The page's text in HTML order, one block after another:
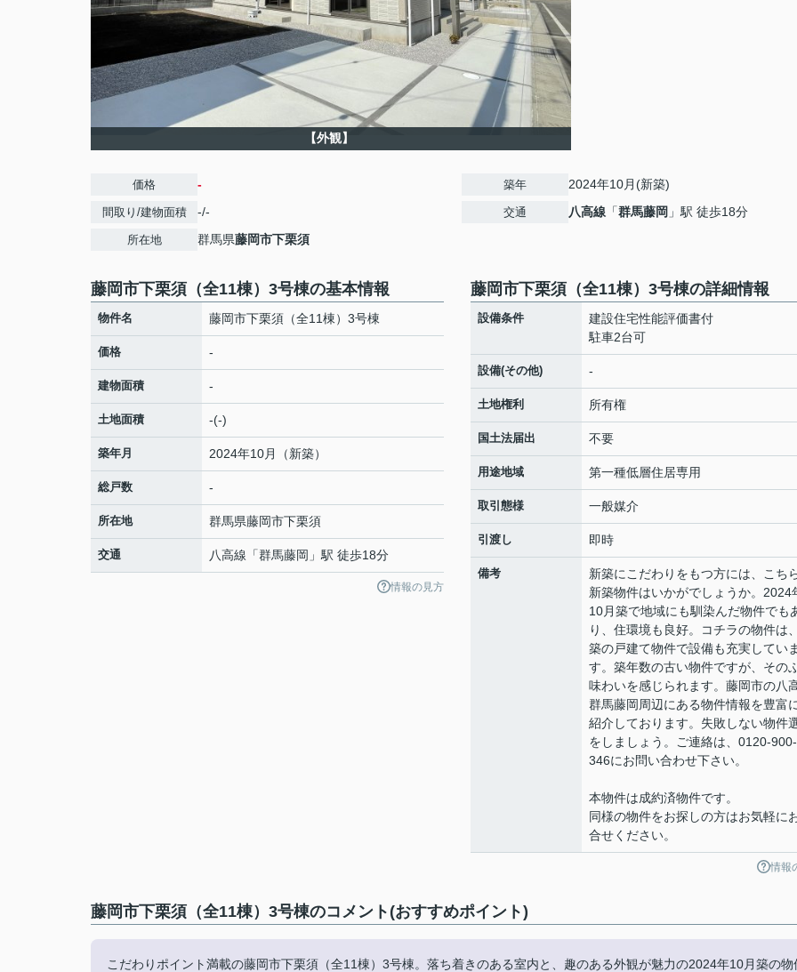
【外観】
価格 -
間取り/建物面積 -/-
所在地 群馬県藤岡市下栗須
築年 2024年10月(新築)
交通 八高線 「群馬藤岡 」駅 徒歩18分
藤岡市下栗須（全11棟）3号棟の基本情報
物件名 藤岡市下栗須（全11棟）3号棟
価格 -
建物面積 -
土地面積 -(-)
築年月 2024年10月（新築）
総戸数 -
所在地 群馬県藤岡市下栗須
交通 八高線 「群馬藤岡 」駅 徒歩18分
情報の見方
藤岡市下栗須（全11棟）3号棟の詳細情報
設備条件
建設住宅性能評価書付
駐車2台可
設備(その他) -
土地権利 所有権
国土法届出 不要
用途地域 第一種低層住居専用
取引態様 一般媒介
引渡し 即時
備考
新築にこだわりをもつ方には、こち
新築物件はいかがでしょうか。2024
10月築で地域にも馴染んだ物件でも
り、住環境も良好。コチラの物件は
築の戸建て物件で設備も充実してい
す。築年数の古い物件ですが、その
味わいを感じられます。藤岡市の八
群馬藤岡周辺にある物件情報を豊富
紹介しております。失敗しない物件
をしましょう。ご連絡は、0120-900-
346にお問い合わせ下さい。
本物件は成約済物件です。
同様の物件をお探しの方はお気軽に
合せください。
情報
藤岡市下栗須（全11棟）3号棟のコメント(おすすめポイント)
こだわりポイント満載の藤岡市下栗須（全11棟）3号棟。落ち着きのある室内と、趣のある外観が魅力の2024年10月築の物